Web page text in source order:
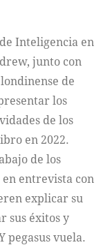
Inteligencia en
junto con
de
los
de los
en 2022.
de los
en entrevista con
explicar su
sus éxitos y
pegasus vuela.